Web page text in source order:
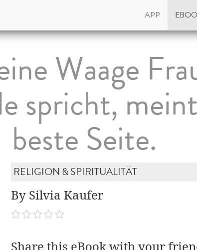
APP
Waage
spricht,
beste Seite.
RELIGION & SPIRITUALITÄT
By Silvia Kaufer
Share this eBook with your